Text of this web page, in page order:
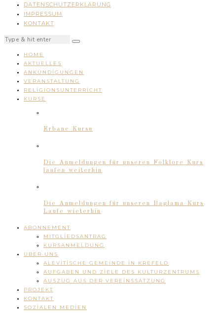
DATENSCHUTZERKLÄRUNG
IMPRESSUM
KONTAKT
HOME
AKTUELLES
ANKÜNDIGUNGEN
VERANSTALTUNG
RELIGIONSUNTERRICHT
KURSE
Erbane Kursu
Die Anmeldungen für unseren Folklore Kurs
laufen weiterhin
Die Anmeldungen für unseren Baglama Kurs
Laufe wieterhin
ABONNEMENT
MITGLIEDSANTRAG
KURSANMELDUNG
ÜBER UNS
ALEVITISCHE GEMEINDE IN KREFELD
AUFGABEN UND ZIELE DES KULTURZENTRUMS
AUSZUG AUS DER VEREINSSATZUNG
PROJEKT
KONTAKT
SOZIALEN MEDIEN